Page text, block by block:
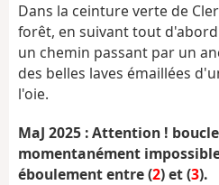
Dans la ceinture verte de
forêt, en suivant tout
un chemin passant par un
des belles laves émaillées
l'oie.
MaJ 2025 : Attention !
momentanément
éboulement entre (2) et (3).